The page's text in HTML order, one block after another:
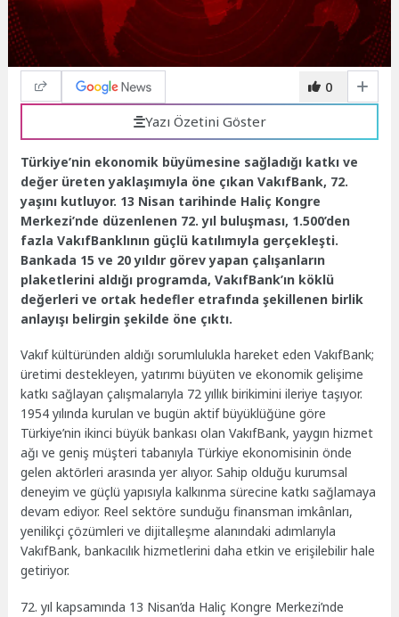
0
Yazı Özetini Göster
Türkiye’nin ekonomik büyümesine sağladığı katkı ve
değer üreten yaklaşımıyla öne çıkan VakıfBank, 72.
yaşını kutluyor. 13 Nisan tarihinde Haliç Kongre
Merkezi’nde düzenlenen 72. yıl buluşması, 1.500’den
fazla VakıfBanklının güçlü katılımıyla gerçekleşti.
Bankada 15 ve 20 yıldır görev yapan çalışanların
plaketlerini aldığı programda, VakıfBank’ın köklü
değerleri ve ortak hedefler etrafında şekillenen birlik
anlayışı belirgin şekilde öne çıktı.
Vakıf kültüründen aldığı sorumlulukla hareket eden VakıfBank;
üretimi destekleyen, yatırımı büyüten ve ekonomik gelişime
katkı sağlayan çalışmalarıyla 72 yıllık birikimini ileriye taşıyor.
1954 yılında kurulan ve bugün aktif büyüklüğüne göre
Türkiye’nin ikinci büyük bankası olan VakıfBank, yaygın hizmet
ağı ve geniş müşteri tabanıyla Türkiye ekonomisinin önde
gelen aktörleri arasında yer alıyor. Sahip olduğu kurumsal
deneyim ve güçlü yapısıyla kalkınma sürecine katkı sağlamaya
devam ediyor. Reel sektöre sunduğu finansman imkânları,
yenilikçi çözümleri ve dijitalleşme alanındaki adımlarıyla
VakıfBank, bankacılık hizmetlerini daha etkin ve erişilebilir hale
getiriyor.
72. yıl kapsamında 13 Nisan’da Haliç Kongre Merkezi’nde